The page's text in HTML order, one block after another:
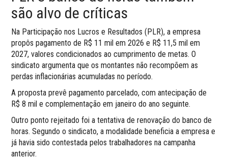
são alvo de críticas
Na Participação nos Lucros e Resultados (PLR), a empresa
propôs pagamento de R$ 11 mil em 2026 e R$ 11,5 mil em
2027, valores condicionados ao cumprimento de metas. O
sindicato argumenta que os montantes não recompõem as
perdas inflacionárias acumuladas no período.
A proposta prevê pagamento parcelado, com antecipação de
R$ 8 mil e complementação em janeiro do ano seguinte.
Outro ponto rejeitado foi a tentativa de renovação do banco de
horas. Segundo o sindicato, a modalidade beneficia a empresa e
já havia sido contestada pelos trabalhadores na campanha
anterior.